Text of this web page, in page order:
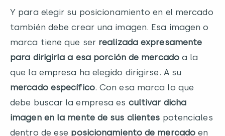
Y para elegir su posicionamiento en el mercado
también debe crear una imagen. Esa imagen o
marca tiene que ser realizada expresamente
para dirigirla a esa porción de mercadoa la
que la empresa ha elegido dirigirse. A su
mercado específico. Con esa marca lo que
debe buscar la empresa es cultivar dicha
imagen en la mente de sus clientes potenciales
dentro de ese posicionamiento de mercado en